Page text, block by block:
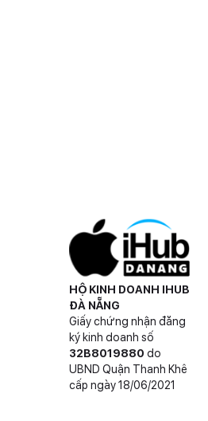
HỘ KINH DOANH IHUB
ĐÀ NẴNG
Giấy chứng nhận đăng
ký kinh doanh số
32B8019880 do
UBND Quận Thanh Khê
cấp ngày 18/06/2021